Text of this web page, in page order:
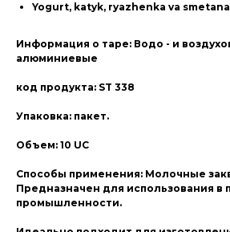
Yogurt, katyk, ryazhenka va smetana
Информация о таре: Водо - и
алюминиевые
код продукта: ST 338
Упаковка: пакет.
Объем: 10 UC
Способы применения: Молочные
Предназначен для использования в
промышленности.